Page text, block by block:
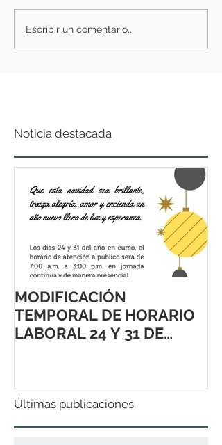
Escribir un comentario...
Noticia destacada
MODIFICACIÓN
TEMPORAL DE HORARIO
LABORAL 24 Y 31 DE
Últimas publicaciones